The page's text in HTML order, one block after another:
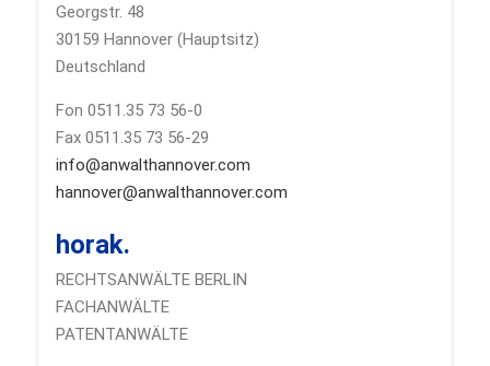
Georgstr. 48
30159 Hannover (Hauptsitz)
Deutschland
Fon 0511.35 73 56-0
Fax 0511.35 73 56-29
info@anwalthannover.com
hannover@anwalthannover.com
horak.
RECHTSANWÄLTE BERLIN
FACHANWÄLTE
PATENTANWÄLTE